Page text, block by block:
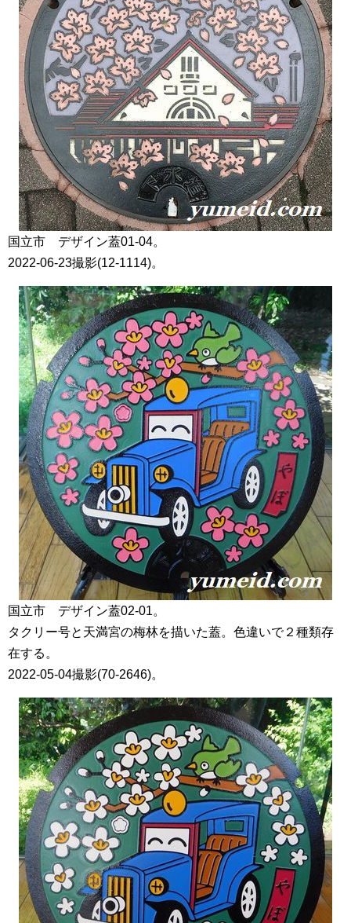
国立市 デザイン蓋01-04。
2022-06-23撮影(12-1114)。
国立市 デザイン蓋02-01。
タクリー号と天満宮の梅林を描いた蓋。色違いで２種類存
在する。
2022-05-04撮影(70-2646)。